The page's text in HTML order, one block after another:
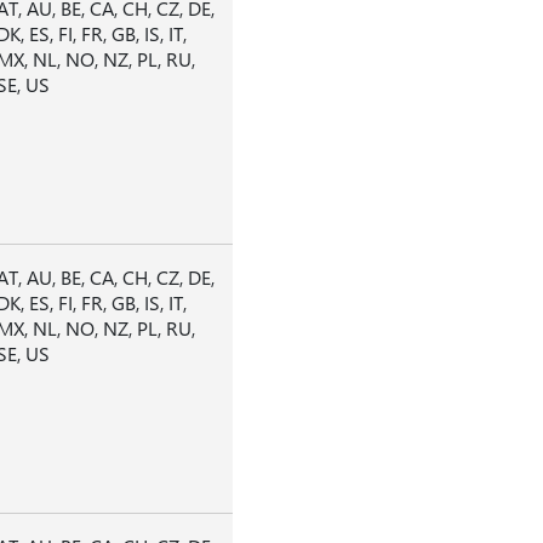
AU, BE, CA, CH, CZ, DE,
ES, FI, FR, GB, IS, IT,
NL, NO, NZ, PL, RU,
US
AU, BE, CA, CH, CZ, DE,
ES, FI, FR, GB, IS, IT,
NL, NO, NZ, PL, RU,
US